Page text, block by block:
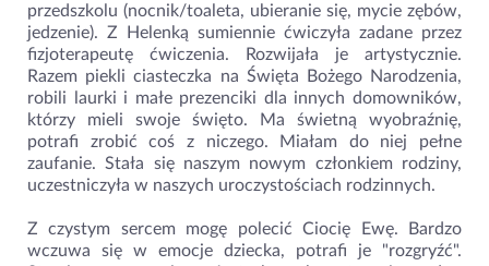
przedszkolu (nocnik/toaleta, ubieranie się, mycie zębów,
jedzenie). Z Helenką sumiennie ćwiczyła zadane przez
fizjoterapeutę ćwiczenia. Rozwijała je artystycznie.
Razem piekli ciasteczka na Święta Bożego Narodzenia,
robili laurki i małe prezenciki dla innych domowników,
którzy mieli swoje święto. Ma świetną wyobraźnię,
potrafi zrobić coś z niczego. Miałam do niej pełne
zaufanie. Stała się naszym nowym członkiem rodziny,
uczestniczyła w naszych uroczystościach rodzinnych.
Z czystym sercem mogę polecić Ciocię Ewę. Bardzo
wczuwa się w emocje dziecka, potrafi je "rozgryźć".